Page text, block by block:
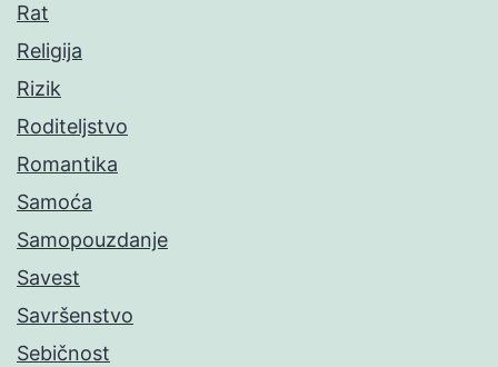
Rat
Religija
Rizik
Roditeljstvo
Romantika
Samoća
Samopouzdanje
Savest
Savršenstvo
Sebičnost